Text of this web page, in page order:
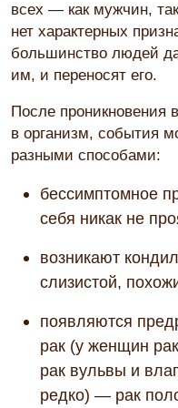
всех — как мужчин,
нет характерных
большинство людей
им, и переносят его.
После проникновения
в организм, события
разными способами:
бессимптомное
себя никак не
возникают
слизистой,
появляются
рак (у женщин
рак вульвы и
редко) — рак